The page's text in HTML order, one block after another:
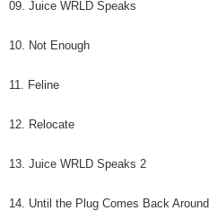
09. Juice WRLD Speaks
10. Not Enough
11. Feline
12. Relocate
13. Juice WRLD Speaks 2
14. Until the Plug Comes Back Around